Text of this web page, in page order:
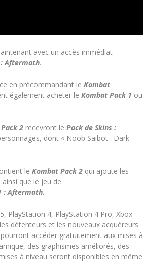
avec un accès immédiat
Aftermath.
en précommandant leKombat
également acheter leKombat Pack 1 ou
2 recevront lePack de Skins :
dont « Noob Saibot : Dark
leKombat Pack 2 qui ajoute les
que le jeu de
: Aftermath.
PlayStation 4, PlayStation 4 Pro, Xbox
détenteurs et les nouveaux acquéreurs
accéder gratuitement aux mises à
des graphismes améliorés, des
à niveau seront disponibles en même